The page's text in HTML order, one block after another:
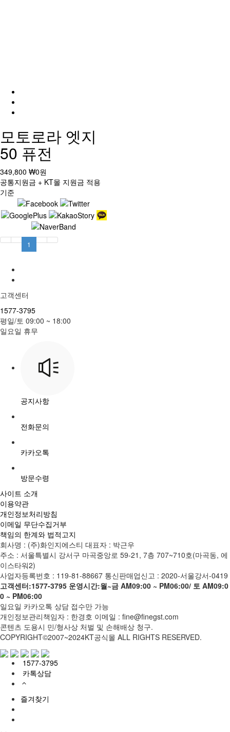
모토로라 엣지
50 퓨전
349,800 ₩0원
공통지원금 + KT몰 지원금 적용
기준
1
고객센터
1577-3795
평일/토 09:00 ~ 18:00
일요일 휴무
공지사항
전화문의
카카오톡
방문수령
사이트 소개
이용약관
개인정보처리방침
이메일 무단수집거부
책임의 한계와 법적고지
회사명 : (주)화인지에스티 대표자 : 박근우
주소 : 서울특별시 강서구 마곡중앙로 59-21, 7층 707~710호(마곡동, 에
이스타워2)
사업자등록번호 : 119-81-88667 통신판매업신고 : 2020-서울강서-0419
고객센터:1577-3795 운영시간:월~금 AM09:00 ~ PM06:00/ 토 AM09:0
0 ~ PM06:00
일요일 카카오톡 상담 접수만 가능
개인정보관리책임자 : 한경호 이메일 : fine@finegst.com
콘텐츠 도용시 민/형사상 처벌 및 손해배상 청구.
COPYRIGHT©2007~2024KT공식몰 ALL RIGHTS RESERVED.
1577-3795
카톡상담
즐겨찾기